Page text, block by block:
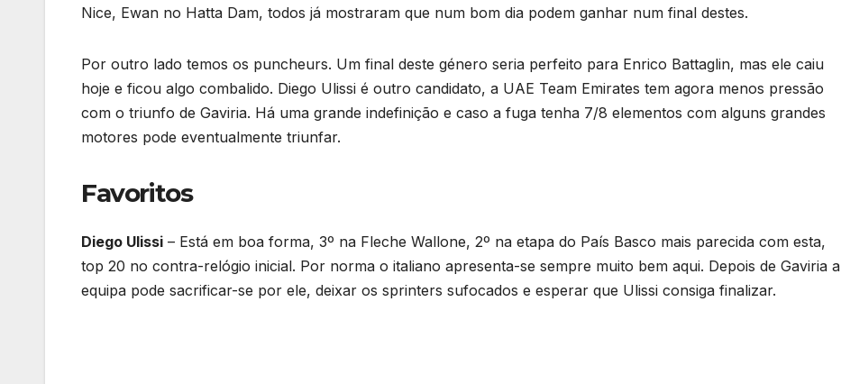
Nice, Ewan no Hatta Dam, todos já mostraram que num bom dia podem ganhar num final destes.
Por outro lado temos os puncheurs. Um final deste género seria perfeito para Enrico Battaglin, mas ele caiu
hoje e ficou algo combalido. Diego Ulissi é outro candidato, a UAE Team Emirates tem agora menos pressão
com o triunfo de Gaviria. Há uma grande indefinição e caso a fuga tenha 7/8 elementos com alguns grandes
motores pode eventualmente triunfar.
Favoritos
Diego Ulissi – Está em boa forma, 3º na Fleche Wallone, 2º na etapa do País Basco mais parecida com esta,
top 20 no contra-relógio inicial. Por norma o italiano apresenta-se sempre muito bem aqui. Depois de Gaviria a
equipa pode sacrificar-se por ele, deixar os sprinters sufocados e esperar que Ulissi consiga finalizar.